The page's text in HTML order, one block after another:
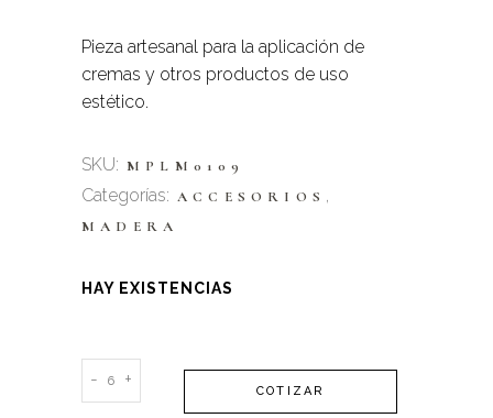
Pieza artesanal para la aplicación de
cremas y otros productos de uso
estético.
SKU: MPLM0109
Categorías: ACCESORIOS ,
MADERA
HAY EXISTENCIAS
Espátula
quantity
- +
COTIZAR